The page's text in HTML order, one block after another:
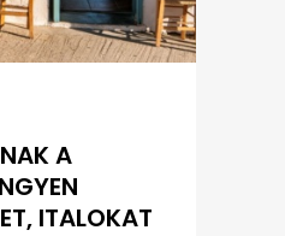
A
ITALOKAT